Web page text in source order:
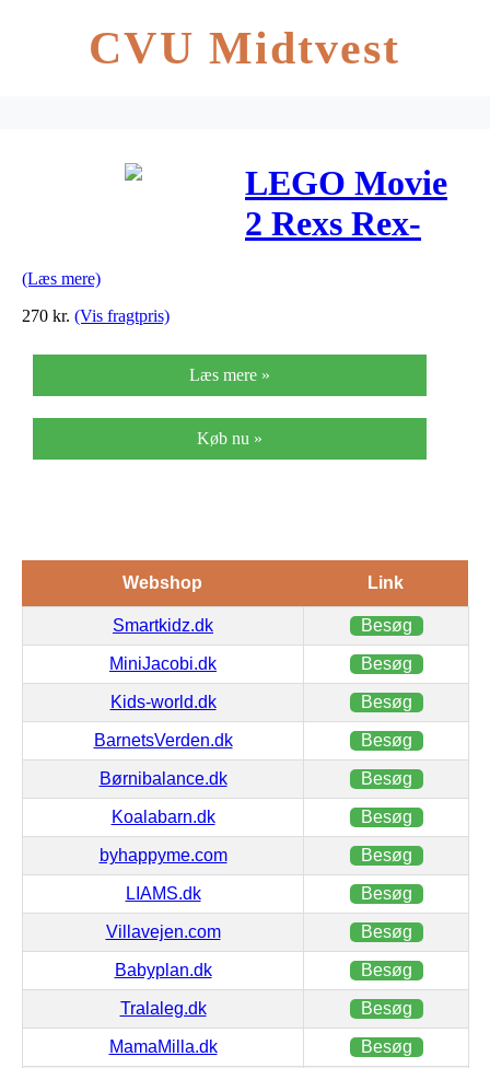
CVU Midtvest
LEGO Movie
2 Rexs Rex-
(Læs mere)
270 kr. (Vis fragtpris)
Læs mere »
Køb nu »
Webshop Link
Smartkidz.dk Besøg
MiniJacobi.dk Besøg
Kids-world.dk Besøg
BarnetsVerden.dk Besøg
Børnibalance.dk Besøg
Koalabarn.dk Besøg
byhappyme.com Besøg
LIAMS.dk Besøg
Villavejen.com Besøg
Babyplan.dk Besøg
Tralaleg.dk Besøg
MamaMilla.dk Besøg